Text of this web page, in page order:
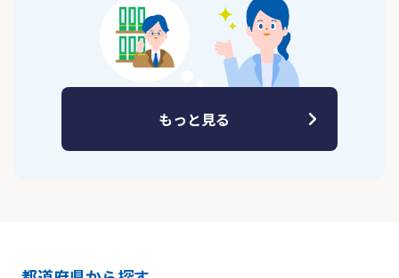
もっと見る